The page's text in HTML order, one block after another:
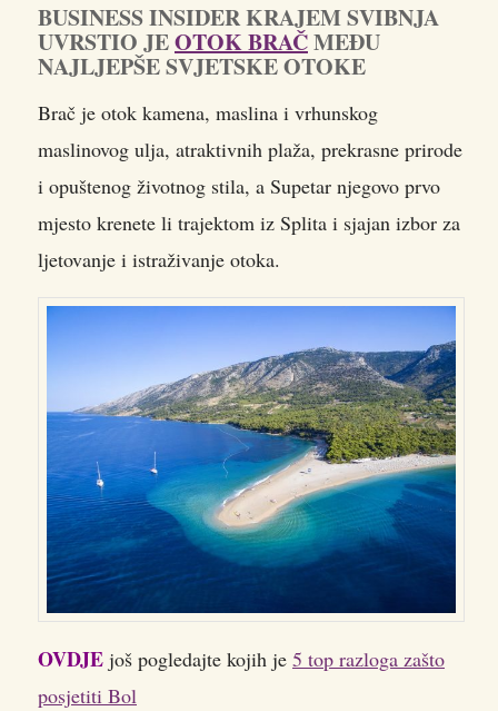
BUSINESS INSIDER KRAJEM SVIBNJA
UVRSTIO JEOTOK BRAČMEĐU
NAJLJEPŠE SVJETSKE OTOKE
Brač je otok kamena, maslina i vrhunskog
maslinovog ulja, atraktivnih plaža, prekrasne prirode
i opuštenog životnog stila, a Supetar njegovo prvo
mjesto krenete li trajektom iz Splita i sjajan izbor za
ljetovanje i istraživanje otoka.
OVDJE još pogledajte kojih je 5 top razloga zašto
posjetiti Bol